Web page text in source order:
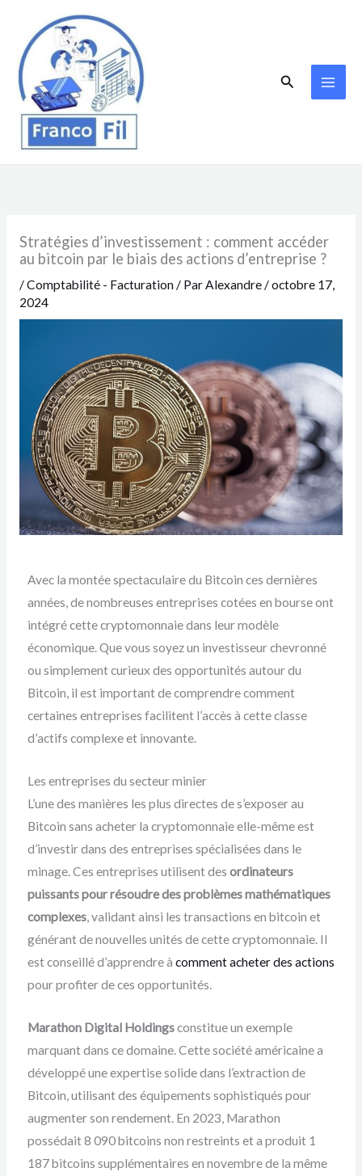
contenu
Rechercher
Stratégies d’investissement : comment accéder
au bitcoin par le biais des actions d’entreprise ?
/Comptabilité - Facturation/ ParAlexandre/octobre 17,
2024
Avec la montée spectaculaire du Bitcoin ces dernières
années, de nombreuses entreprises cotées en bourse ont
intégré cette cryptomonnaie dans leur modèle
économique. Que vous soyez un investisseur chevronné
ou simplement curieux des opportunités autour du
Bitcoin, il est important de comprendre comment
certaines entreprises facilitent l’accès à cette classe
d’actifs complexe et innovante.
Les entreprises du secteur minier
L’une des manières les plus directes de s’exposer au
Bitcoin sans acheter la cryptomonnaie elle-même est
d’investir dans des entreprises spécialisées dans le
minage. Ces entreprises utilisent des ordinateurs
puissants pour résoudre des problèmes mathématiques
complexes, validant ainsi les transactions en bitcoin et
générant de nouvelles unités de cette cryptomonnaie. Il
est conseillé d’apprendre à comment acheter des actions
pour profiter de ces opportunités.
Marathon Digital Holdingsconstitue un exemple
marquant dans ce domaine. Cette société américaine a
développé une expertise solide dans l’extraction de
Bitcoin, utilisant des équipements sophistiqués pour
augmenter son rendement. En 2023, Marathon
possédait 8 090 bitcoins non restreints et a produit 1
187 bitcoins supplémentaires en novembre de la même